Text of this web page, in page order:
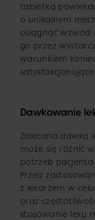
tabletką
o unikalnym
osiągnąć wzwód
go przez
warunkiem
Dawkowanie
Zalecana dawka
może się różnić
potrzeb pacjenta
Przed
z lekarzem w
oraz
stosowanie leku